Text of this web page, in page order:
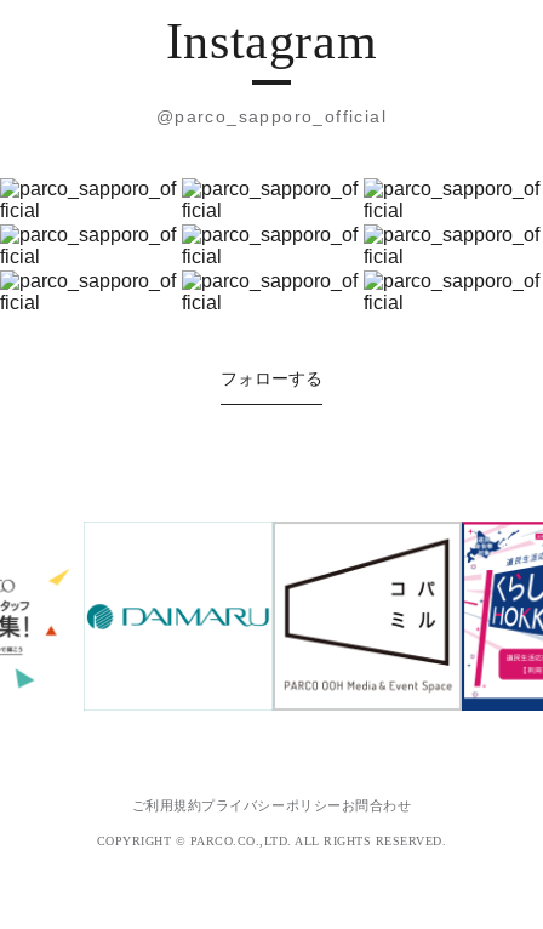
Instagram
@parco_sapporo_official
フォローする
ご利用規約プライバシーポリシー お問合わせ
COPYRIGHT © PARCO.CO.,LTD. ALL RIGHTS RESERVED.